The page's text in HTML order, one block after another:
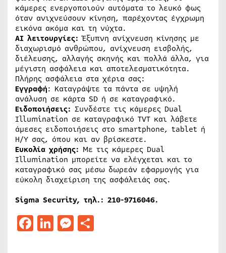
κάμερες ενεργοποιούν αυτόματα το λευκό φως
όταν ανιχνεύσουν κίνηση, παρέχοντας έγχρωμη
εικόνα ακόμα και τη νύχτα.
ΑΙ λειτουργίες: Έξυπνη ανίχνευση κίνησης με
διαχωρισμό ανθρώπου, ανίχνευση εισβολής,
διέλευσης, αλλαγής σκηνής και πολλά άλλα, για
μέγιστη ασφάλεια και αποτελεσματικότητα.
Πλήρης ασφάλεια στα χέρια σας:
Εγγραφή: Καταγράψτε τα πάντα σε υψηλή
ανάλυση σε κάρτα SD ή σε καταγραφικό.
Ειδοποιήσεις: Συνδέστε τις κάμερες Dual
Illumination σε καταγραφικό ΤVT και λάβετε
άμεσες ειδοποιήσεις στο smartphone, tablet ή
Η/Υ σας, όπου και αν βρίσκεστε.
Ευκολία χρήσης: Με τις κάμερες Dual
Ιllumination μπορείτε να ελέγχεται και το
καταγραφικό σας μέσω δωρεάν εφαρμογής για
εύκολη διαχείριση της ασφάλειάς σας.
Sigma Security, τηλ.: 210-9716046.
Facebook
LinkedIn
Messenger